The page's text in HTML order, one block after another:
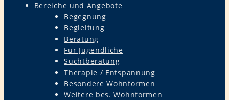
Bereiche und Angebote
Begegnung
Begleitung
Beratung
Für Jugendliche
Suchtberatung
Therapie / Entspannung
Besondere Wohnformen
Weitere bes. Wohnformen